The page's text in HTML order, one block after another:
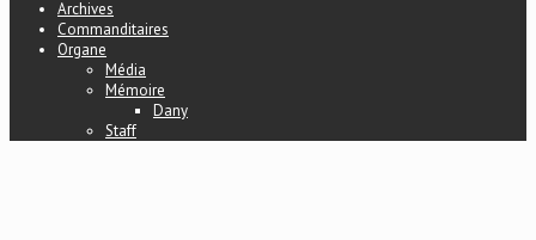
Archives
Commanditaires
Organe
Média
Mémoire
Dany
Staff